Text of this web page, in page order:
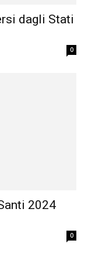
dagli Stati
0
2024
0